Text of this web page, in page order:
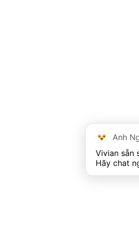
Anh
Vivian sẵn
Hãy chat